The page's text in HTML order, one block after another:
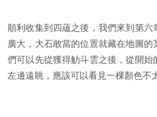
順利收集到四蘊之後，我們來到第六
廣大，大石敢當的位置就藏在地圖的
們可以先從獲得觔斗雲之後，從開始
左邊遠眺，應該可以看見一棵顏色不